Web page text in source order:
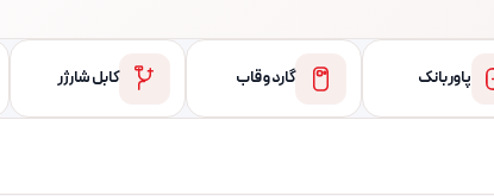
پاور بانک گارد و قاب کابل شارژر